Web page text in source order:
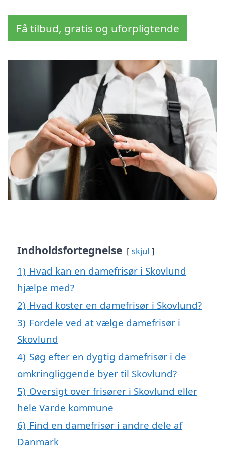
Få tilbud, gratis og uforpligtende
Indholdsfortegnelse skjul
1) Hvad kan en damefrisør i Skovlund
hjælpe med?
2) Hvad koster en damefrisør i Skovlund?
3) Fordele ved at vælge damefrisør i
Skovlund
4) Søg efter en dygtig damefrisør i de
omkringliggende byer til Skovlund?
5) Oversigt over frisører i Skovlund eller
hele Varde kommune
6) Find en damefrisør i andre dele af
Danmark